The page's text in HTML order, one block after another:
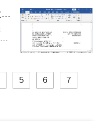
word转pdf怎么转？多平台高效转换方法详解！
5 6 7